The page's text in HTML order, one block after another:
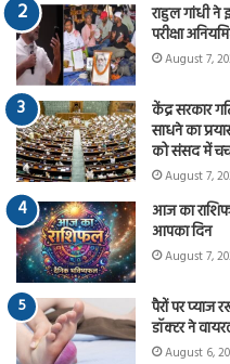
राहुल गांधी ने
परीक्षा
August 7,
केंद्र सरकार
साधने का
को संसद में
August 7,
आज का
आपका दिन
August 7,
पैरों पर प्याज
डॉक्टर ने
August 6,